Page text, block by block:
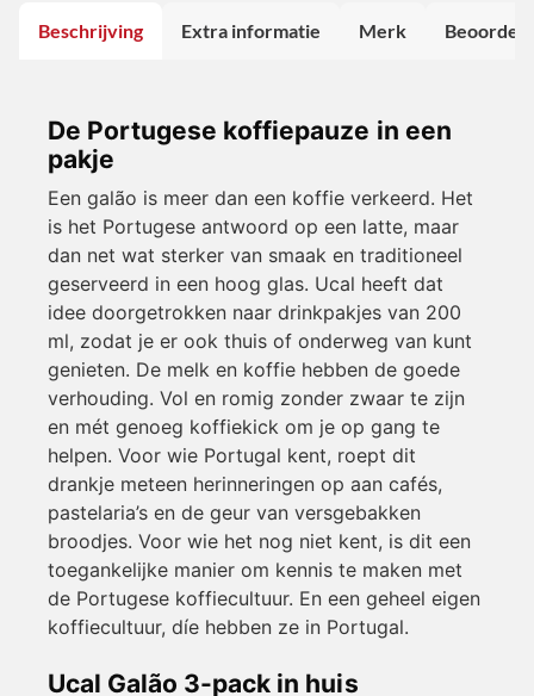
Beschrijving Extra informatie Merk
De Portugese koffiepauze in een
pakje
Een galão is meer dan een koffie verkeerd. Het
is het Portugese antwoord op een latte, maar
dan net wat sterker van smaak en traditioneel
geserveerd in een hoog glas. Ucal heeft dat
idee doorgetrokken naar drinkpakjes van 200
ml, zodat je er ook thuis of onderweg van kunt
genieten. De melk en koffie hebben de goede
verhouding. Vol en romig zonder zwaar te zijn
en mét genoeg koffiekick om je op gang te
helpen. Voor wie Portugal kent, roept dit
drankje meteen herinneringen op aan cafés,
pastelaria’s en de geur van versgebakken
broodjes. Voor wie het nog niet kent, is dit een
toegankelijke manier om kennis te maken met
de Portugese koffiecultuur. En een geheel eigen
koffiecultuur, díe hebben ze in Portugal.
Ucal Galão 3-pack in huis